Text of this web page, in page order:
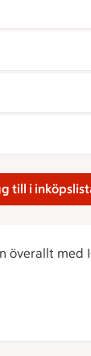
till i
överallt med